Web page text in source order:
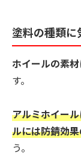
塗料の種類に
ホイールの素
す。
アルミホイー
ルには防錆効
う。